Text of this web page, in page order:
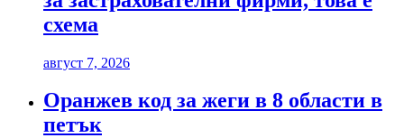
схема
август 7, 2026
Оранжев код за жеги в 8 области в
петък